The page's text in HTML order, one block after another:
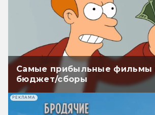
Самые прибыльные фильмы
бюджет/сборы
РЕКЛАМА